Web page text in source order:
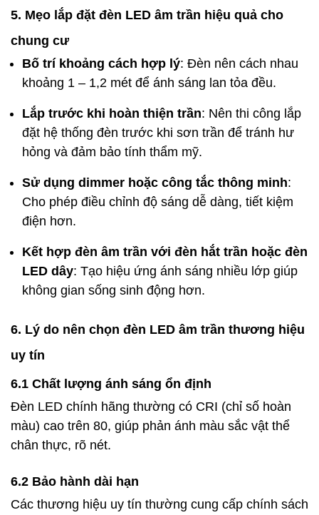
5. Mẹo lắp đặt đèn LED âm trần hiệu quả cho
chung cư
Bố trí khoảng cách hợp lý: Đèn nên cách nhau
khoảng 1 – 1,2 mét để ánh sáng lan tỏa đều.
Lắp trước khi hoàn thiện trần: Nên thi công lắp
đặt hệ thống đèn trước khi sơn trần để tránh hư
hỏng và đảm bảo tính thẩm mỹ.
Sử dụng dimmer hoặc công tắc thông minh:
Cho phép điều chỉnh độ sáng dễ dàng, tiết kiệm
điện hơn.
Kết hợp đèn âm trần với đèn hắt trần hoặc đèn
LED dây: Tạo hiệu ứng ánh sáng nhiều lớp giúp
không gian sống sinh động hơn.
6. Lý do nên chọn đèn LED âm trần thương hiệu
uy tín
6.1 Chất lượng ánh sáng ổn định
Đèn LED chính hãng thường có CRI (chỉ số hoàn
màu) cao trên 80, giúp phản ánh màu sắc vật thể
chân thực, rõ nét.
6.2 Bảo hành dài hạn
Các thương hiệu uy tín thường cung cấp chính sách